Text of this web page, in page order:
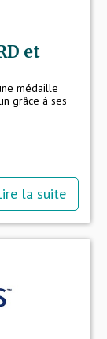
et
médaille
grâce à ses
la suite